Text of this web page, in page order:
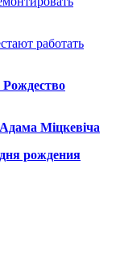
работать
Рождество
Міцкевіча
рождения